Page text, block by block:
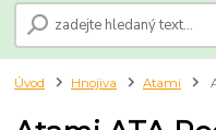
Úvod Hnojiva Atami